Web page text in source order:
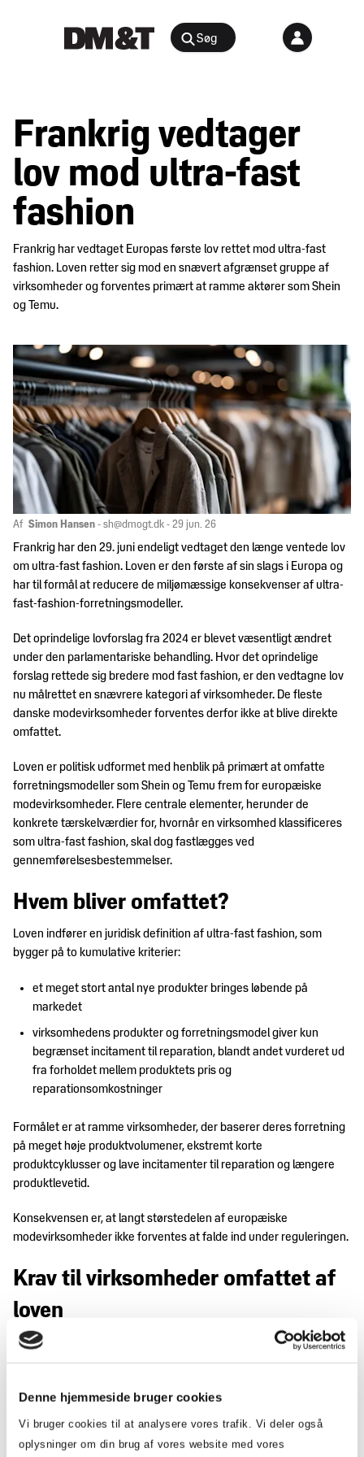
Denne hjemmeside bruger cookies
Vi bruger cookies til at analysere vores trafik. Vi deler også
oplysninger om din brug af vores website med vores
Agenter &
Distributører
Arbejdsmiljø
Bæredygtighed
samfundsansvar
Digital
Handelsjura
HR-
Jura
International
handel
Internationalt
juridisk
Kemi
Mærkning
standarder
Persondata
Told
Trends
design
Udvidet
producentansvar
Arrangementer
Nyheder
&
indsigt
Juridisk
medlemsportal
Dine
fordele
som
medlem
Ramme- og
rabataftaler
Vores
Betingelser
for
rådgivning
Vedtægter
for fuldt
medlemskab
Vedtægter for
servicemedlemskab
Om
os
Hvem
er
DM&T?
DM&T's
DM&T's
medarbejdere
samfundsøkonomien
DM&T's forpligtelse
til ansvarlig
DM&T's
Brancheerklæringer
Politik
DM&T's
politiske
arbejde
Politiske
prioriteter
Jobbørs
Kontakt
Presse
DM&T
Sport
dmogt.ai
Søg
Frankrig vedtager
lov mod ultra-fast
fashion
Frankrig har vedtaget Europas første lov rettet mod ultra-fast
fashion. Loven retter sig mod en snævert afgrænset gruppe af
virksomheder og forventes primært at ramme aktører som Shein
og Temu.
Af Simon Hansen - sh@dmogt.dk - 29 jun. 26
Frankrig har den 29. juni endeligt vedtaget den længe ventede lov
om ultra-fast fashion. Loven er den første af sin slags i Europa og
har til formål at reducere de miljømæssige konsekvenser af ultra-
fast-fashion-forretningsmodeller.
Det oprindelige lovforslag fra 2024 er blevet væsentligt ændret
under den parlamentariske behandling. Hvor det oprindelige
forslag rettede sig bredere mod fast fashion, er den vedtagne lov
nu målrettet en snævrere kategori af virksomheder. De fleste
danske modevirksomheder forventes derfor ikke at blive direkte
omfattet.
Loven er politisk udformet med henblik på primært at omfatte
forretningsmodeller som Shein og Temu frem for europæiske
modevirksomheder. Flere centrale elementer, herunder de
konkrete tærskelværdier for, hvornår en virksomhed klassificeres
som ultra-fast fashion, skal dog fastlægges ved
gennemførelsesbestemmelser.
Hvem bliver omfattet?
Loven indfører en juridisk definition af ultra-fast fashion, som
bygger på to kumulative kriterier:
et meget stort antal nye produkter bringes løbende på
markedet
virksomhedens produkter og forretningsmodel giver kun
begrænset incitament til reparation, blandt andet vurderet ud
fra forholdet mellem produktets pris og
reparationsomkostninger
Formålet er at ramme virksomheder, der baserer deres forretning
på meget høje produktvolumener, ekstremt korte
produktcyklusser og lave incitamenter til reparation og længere
produktlevetid.
Konsekvensen er, at langt størstedelen af europæiske
modevirksomheder ikke forventes at falde ind under reguleringen.
Krav til virksomheder omfattet af
loven
Virksomheder, der falder inden for definitionen af ultra-fast
fashion, vil blive mødt af en række nye krav.
Miljøafgift:Virksomheder kan blive pålagt en særlig miljøafgift pr.
maksimalt udgøre 10 euro pr. produkt eller 50 procent af
produktets salgspris. De konkrete satser og beregningsmetoder